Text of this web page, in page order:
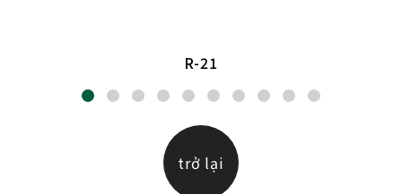
R-21
trở lại